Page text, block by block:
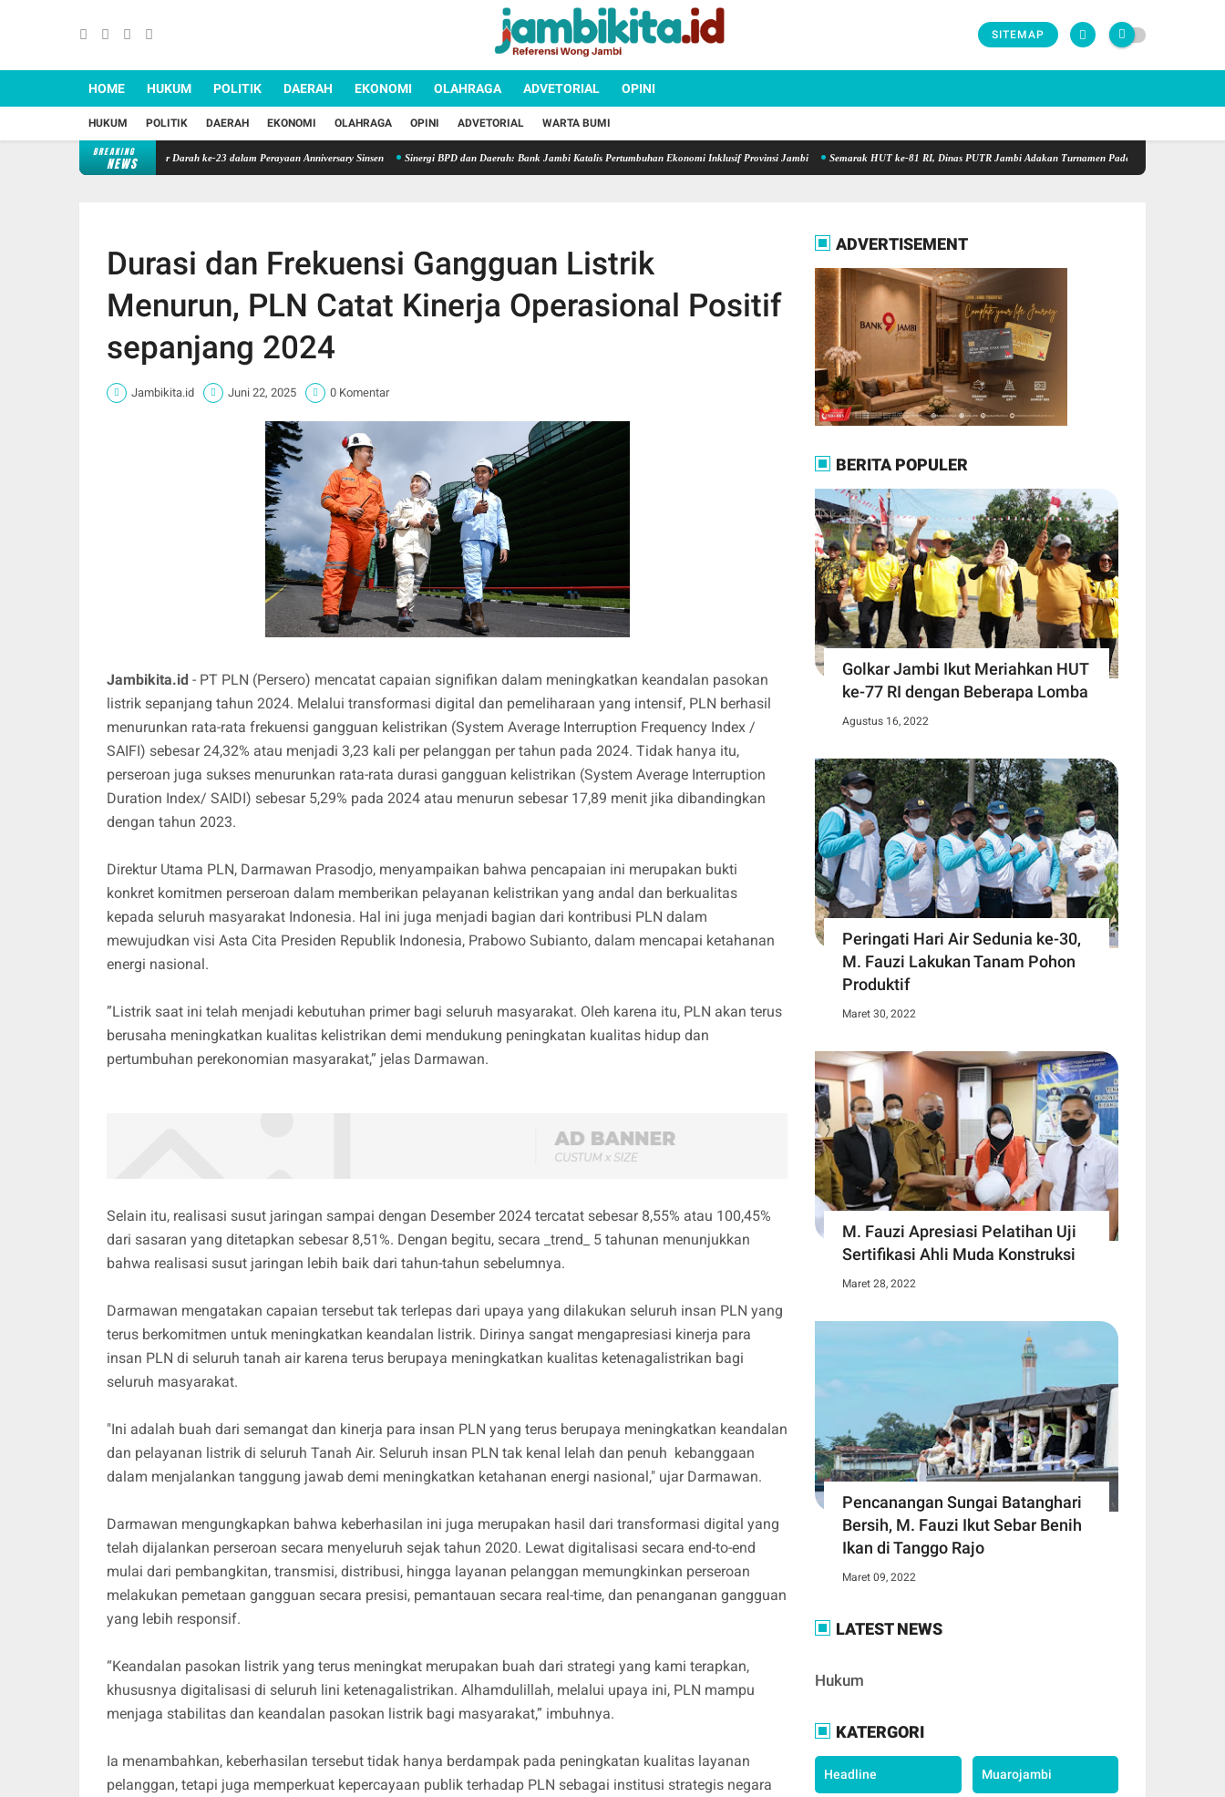
SITEMAP
HOME HUKUM POLITIK DAERAH EKONOMI OLAHRAGA ADVETORIAL OPINI
HUKUM POLITIK DAERAH EKONOMI OLAHRAGA OPINI ADVETORIAL WARTA BUMI
BREAKING
NEWS
Sinsen Gelar Donor Darah ke-23 dalam Perayaan Anniversary Sinsen Sinergi BPD dan Daerah: Bank Jambi Katalis Pertumbuhan Ekonomi Inklusif Provinsi Jambi Semarak HUT ke-81 RI, Dinas PUTR Jambi Adakan Turnamen Padel Antar OPD Berhadiah Total
Durasi dan Frekuensi Gangguan Listrik
Menurun, PLN Catat Kinerja Operasional Positif
sepanjang 2024
Jambikita.id Juni 22, 2025 0 Komentar
Jambikita.id - PT PLN (Persero) mencatat capaian signifikan dalam meningkatkan keandalan pasokan
listrik sepanjang tahun 2024. Melalui transformasi digital dan pemeliharaan yang intensif, PLN berhasil
menurunkan rata-rata frekuensi gangguan kelistrikan (System Average Interruption Frequency Index /
SAIFI) sebesar 24,32% atau menjadi 3,23 kali per pelanggan per tahun pada 2024. Tidak hanya itu,
perseroan juga sukses menurunkan rata-rata durasi gangguan kelistrikan (System Average Interruption
Duration Index/ SAIDI) sebesar 5,29% pada 2024 atau menurun sebesar 17,89 menit jika dibandingkan
dengan tahun 2023.
Direktur Utama PLN, Darmawan Prasodjo, menyampaikan bahwa pencapaian ini merupakan bukti
konkret komitmen perseroan dalam memberikan pelayanan kelistrikan yang andal dan berkualitas
kepada seluruh masyarakat Indonesia. Hal ini juga menjadi bagian dari kontribusi PLN dalam
mewujudkan visi Asta Cita Presiden Republik Indonesia, Prabowo Subianto, dalam mencapai ketahanan
energi nasional.
”Listrik saat ini telah menjadi kebutuhan primer bagi seluruh masyarakat. Oleh karena itu, PLN akan terus
berusaha meningkatkan kualitas kelistrikan demi mendukung peningkatan kualitas hidup dan
pertumbuhan perekonomian masyarakat,” jelas Darmawan.
Selain itu, realisasi susut jaringan sampai dengan Desember 2024 tercatat sebesar 8,55% atau 100,45%
dari sasaran yang ditetapkan sebesar 8,51%. Dengan begitu, secara _trend_ 5 tahunan menunjukkan
bahwa realisasi susut jaringan lebih baik dari tahun-tahun sebelumnya.
Darmawan mengatakan capaian tersebut tak terlepas dari upaya yang dilakukan seluruh insan PLN yang
terus berkomitmen untuk meningkatkan keandalan listrik. Dirinya sangat mengapresiasi kinerja para
insan PLN di seluruh tanah air karena terus berupaya meningkatkan kualitas ketenagalistrikan bagi
seluruh masyarakat.
"Ini adalah buah dari semangat dan kinerja para insan PLN yang terus berupaya meningkatkan keandalan
dan pelayanan listrik di seluruh Tanah Air. Seluruh insan PLN tak kenal lelah dan penuh kebanggaan
dalam menjalankan tanggung jawab demi meningkatkan ketahanan energi nasional," ujar Darmawan.
Darmawan mengungkapkan bahwa keberhasilan ini juga merupakan hasil dari transformasi digital yang
telah dijalankan perseroan secara menyeluruh sejak tahun 2020. Lewat digitalisasi secara end-to-end
mulai dari pembangkitan, transmisi, distribusi, hingga layanan pelanggan memungkinkan perseroan
melakukan pemetaan gangguan secara presisi, pemantauan secara real-time, dan penanganan gangguan
yang lebih responsif.
“Keandalan pasokan listrik yang terus meningkat merupakan buah dari strategi yang kami terapkan,
khususnya digitalisasi di seluruh lini ketenagalistrikan. Alhamdulillah, melalui upaya ini, PLN mampu
menjaga stabilitas dan keandalan pasokan listrik bagi masyarakat,” imbuhnya.
Ia menambahkan, keberhasilan tersebut tidak hanya berdampak pada peningkatan kualitas layanan
pelanggan, tetapi juga memperkuat kepercayaan publik terhadap PLN sebagai institusi strategis negara
ADVERTISEMENT
BERITA POPULER
Golkar Jambi Ikut Meriahkan HUT
ke-77 RI dengan Beberapa Lomba
Agustus 16, 2022
Peringati Hari Air Sedunia ke-30,
M. Fauzi Lakukan Tanam Pohon
Produktif
Maret 30, 2022
M. Fauzi Apresiasi Pelatihan Uji
Sertifikasi Ahli Muda Konstruksi
Maret 28, 2022
Pencanangan Sungai Batanghari
Bersih, M. Fauzi Ikut Sebar Benih
Ikan di Tanggo Rajo
Maret 09, 2022
LATEST NEWS
Hukum
KATERGORI
Headline Muarojambi